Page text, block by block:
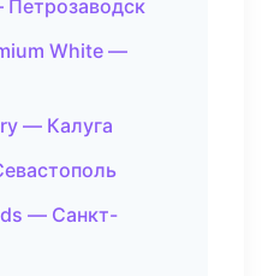
White —
— Калуга
— Санкт-